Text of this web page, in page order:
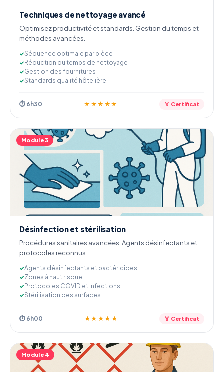
Techniques de nettoyage avancé
Optimisez productivité et standards. Gestion du temps et
méthodes avancées.
Séquence optimale par pièce
Réduction du temps de nettoyage
Gestion des fournitures
Standards qualité hôtelière
⏱ 6h30 ★★★★★ 🏅 Certificat
Module 3
Désinfection et stérilisation
Procédures sanitaires avancées. Agents désinfectants et
protocoles reconnus.
Agents désinfectants et bactéricides
Zones à haut risque
Protocoles COVID et infections
Stérilisation des surfaces
⏱ 6h00 ★★★★★ 🏅 Certificat
Module 4